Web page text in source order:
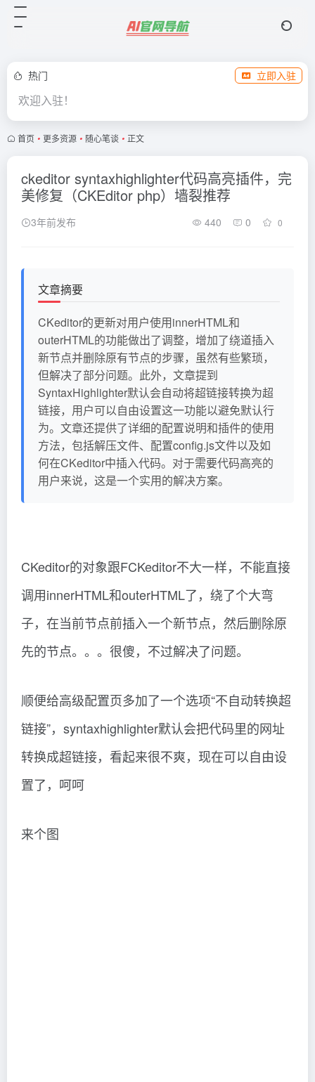
热门 立即入驻
欢迎入驻！
首页 • 更多资源 • 随心笔谈 • 正文
ckeditor syntaxhighlighter代码高亮插件，完
美修复（CKEditor php）墙裂推荐
3年前发布 440 0 0
文章摘要
CKeditor的更新对用户使用innerHTML和
outerHTML的功能做出了调整，增加了绕道插入
新节点并删除原有节点的步骤，虽然有些繁琐，
但解决了部分问题。此外，文章提到
SyntaxHighlighter默认会自动将超链接转换为超
链接，用户可以自由设置这一功能以避免默认行
为。文章还提供了详细的配置说明和插件的使用
方法，包括解压文件、配置config.js文件以及如
何在CKeditor中插入代码。对于需要代码高亮的
用户来说，这是一个实用的解决方案。
CKeditor的对象跟FCKeditor不大一样，不能直接
调用innerHTML和outerHTML了，绕了个大弯
子，在当前节点前插入一个新节点，然后删除原
先的节点。。。很傻，不过解决了问题。
顺便给高级配置页多加了一个选项“不自动转换超
链接”，syntaxhighlighter默认会把代码里的网址
转换成超链接，看起来很不爽，现在可以自由设
置了，呵呵
来个图